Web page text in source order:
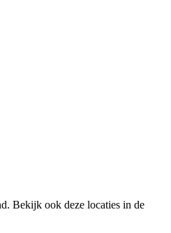
Bekijk ook deze locaties in de